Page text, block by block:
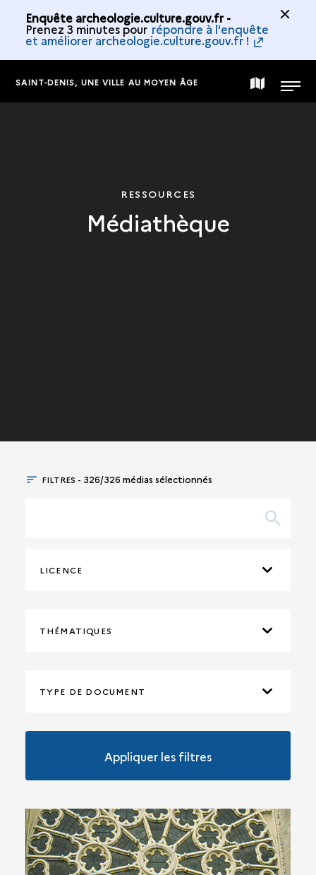
Enquête archeologie.culture.gouv.fr -
Prenez 3 minutes pour répondre à l'enquête
et améliorer archeologie.culture.gouv.fr !
SAINT-DENIS, UNE VILLE AU MOYEN ÂGE CARTE MENU
RESSOURCES
Médiathèque
FILTRES - 326/326 médias sélectionnés
LICENCE
THÉMATIQUES
TYPE DE DOCUMENT